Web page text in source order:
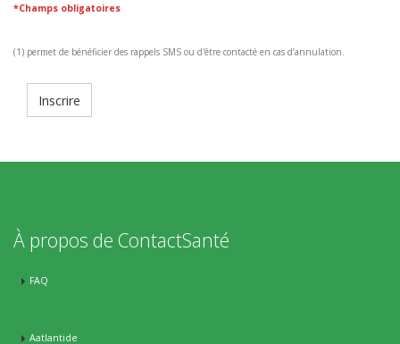
*Champs obligatoires
(1) permet de bénéficier des rappels SMS ou d'être contacté en cas d’annulation.
À propos de ContactSanté
FAQ
Aatlantide